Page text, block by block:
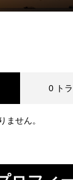
0 ト
ません。